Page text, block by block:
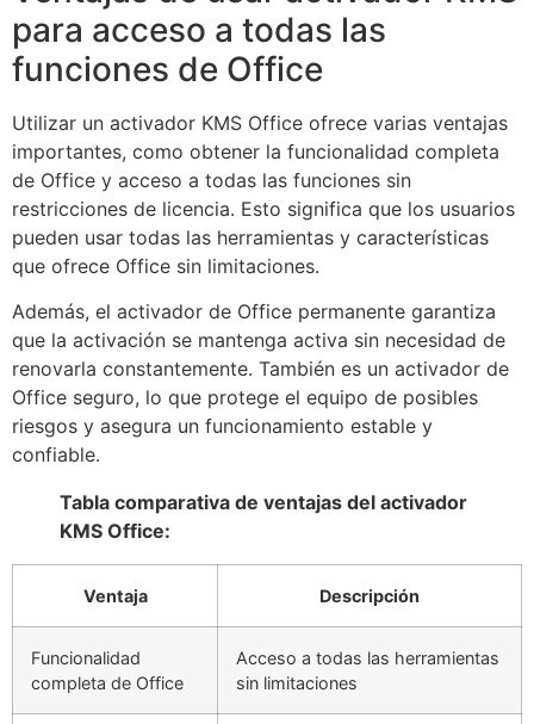
para acceso a todas las
funciones de Office
Utilizar un activador KMS Office ofrece varias ventajas
importantes, como obtener la funcionalidad completa
de Office y acceso a todas las funciones sin
restricciones de licencia. Esto significa que los usuarios
pueden usar todas las herramientas y características
que ofrece Office sin limitaciones.
Además, el activador de Office permanente garantiza
que la activación se mantenga activa sin necesidad de
renovarla constantemente. También es un activador de
Office seguro, lo que protege el equipo de posibles
riesgos y asegura un funcionamiento estable y
confiable.
Tabla comparativa de ventajas del activador
KMS Office:
Ventaja Descripción
Funcionalidad
completa de Office
Acceso a todas las herramientas
sin limitaciones